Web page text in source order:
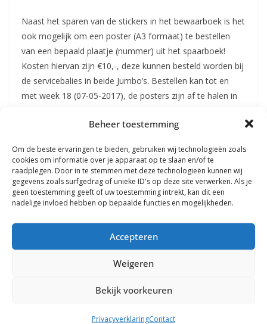
Beheer toestemming
Om de beste ervaringen te bieden, gebruiken wij technologieën zoals
cookies om informatie over je apparaat op te slaan en/of te
raadplegen. Door in te stemmen met deze technologieën kunnen wij
gegevens zoals surfgedrag of unieke ID's op deze site verwerken. Als je
geen toestemming geeft of uw toestemming intrekt, kan dit een
nadelige invloed hebben op bepaalde functies en mogelijkheden.
Accepteren
Weigeren
Bekijk voorkeuren
PrivacyverklaringContact
Naast het sparen van de stickers in het bewaarboek is het
ook mogelijk om een poster (A3 formaat) te bestellen
van een bepaald plaatje (nummer) uit het spaarboek!
Kosten hiervan zijn €10,-, deze kunnen besteld worden bij
de servicebalies in beide Jumbo’s. Bestellen kan tot en
met week 18 (07-05-2017), de posters zijn af te halen in
Met sportieve groet,
Het bestuur & de activiteitencommissie.
Wout Hemmes naar mondiale titelstrijd
De Plons wint 21 medailles in Schoonebeek